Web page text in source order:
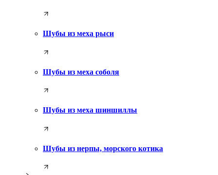
Шубы из меха рыси
Шубы из меха соболя
Шубы из меха шиншиллы
Шубы из нерпы, морского котика